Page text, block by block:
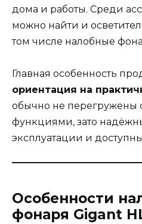
дома и работы. Среди
можно найти и
том числе налобные
Главная особенность
ориентация на
обычно не перегружены
функциями, зато
эксплуатации и
Особенности
фонаря Gigant